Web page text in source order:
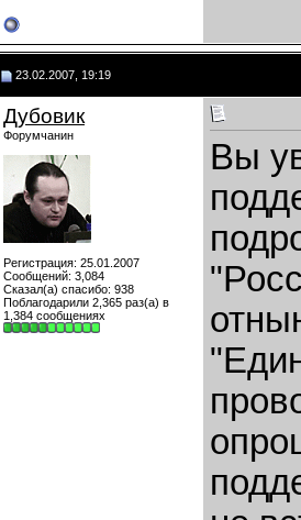
23.02.2007, 19:19
Дубовик
Форумчанин
Регистрация: 25.01.2007
Сообщений: 3,084
Сказал(а) спасибо: 938
Поблагодарили 2,365 раз(а) в
1,384 сообщениях
Вы